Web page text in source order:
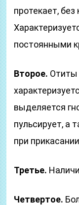
протекает,
постоянными
Второе. Отиты
выделяется
пульсирует, а
при
Третье.
Четвертое.